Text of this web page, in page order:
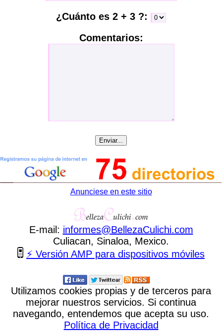
¿Cuánto es 2 + 3 ?:
Comentarios:
Anunciese en este sitio
E-mail: informes@BellezaCulichi.com
Culiacan, Sinaloa, Mexico.
⚡ Versión AMP para dispositivos móviles
Utilizamos cookies propias y de terceros para
mejorar nuestros servicios. Si continua
navegando, entendemos que acepta su uso.
Política de Privacidad